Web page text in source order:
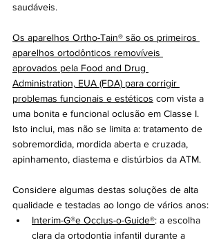
saudáveis.
Os aparelhos Ortho-Tain® são os primeiros
aparelhos ortodônticos removíveis
aprovados pela Food and Drug
Administration, EUA (FDA) para corrigir
problemas funcionais e estéticos com vista a
uma bonita e funcional oclusão em Classe I.
Isto inclui, mas não se limita a: tratamento de
sobremordida, mordida aberta e cruzada,
apinhamento, diastema e distúrbios da ATM.
Considere algumas destas soluções de alta
qualidade e testadas ao longo de vários anos:
Interim-G®e Occlus-o-Guide®: a escolha
clara da ortodontia infantil durante a